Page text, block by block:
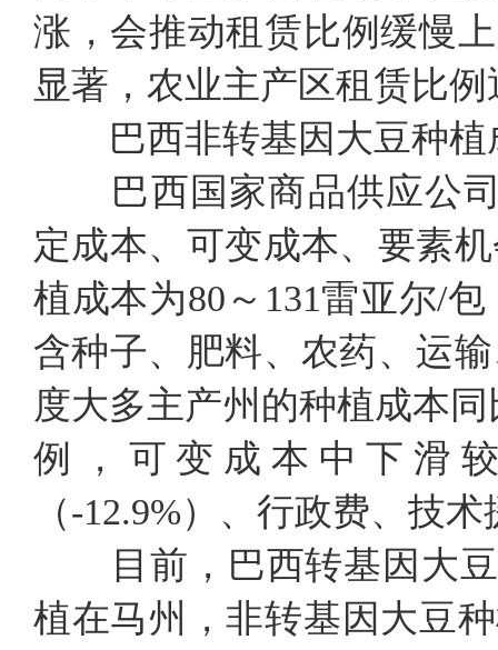
涨，会推动租赁比例缓慢
显著，农业主产区租赁比
巴西非转基因大豆种植
巴西国家商品供应公司
定成本、可变成本、要素
植成本为80～131雷亚尔/
含种子、肥料、农药、运
度大多主产州的种植成本
例，可变成本中下滑
（-12.9%）、行政费、技
目前，巴西转基因大豆
植在马州，非转基因大豆